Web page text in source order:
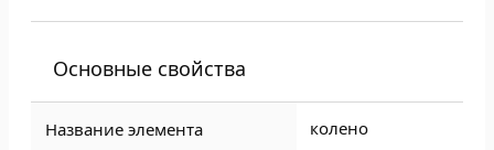
Основные свойства
Название элемента колено